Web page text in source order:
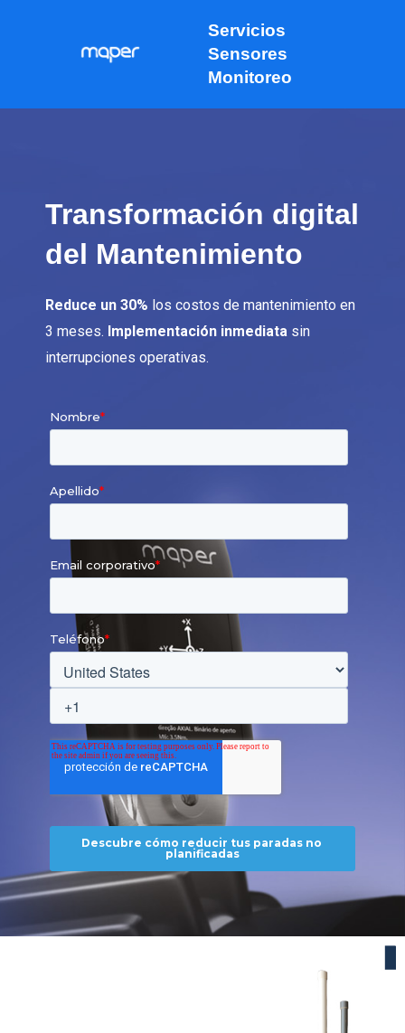
Servicios
Sensores
Monitoreo
Transformación digital
del Mantenimiento
Reduce un 30% los costos de mantenimiento en
3 meses. Implementación inmediata sin
interrupciones operativas.